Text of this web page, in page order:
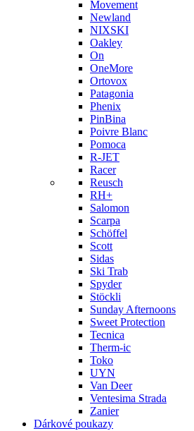
Movement
Newland
NIXSKI
Oakley
On
OneMore
Ortovox
Patagonia
Phenix
PinBina
Poivre Blanc
Pomoca
R-JET
Racer
Reusch
RH+
Salomon
Scarpa
Schöffel
Scott
Sidas
Ski Trab
Spyder
Stöckli
Sunday Afternoons
Sweet Protection
Tecnica
Therm-ic
Toko
UYN
Van Deer
Ventesima Strada
Zanier
Dárkové poukazy